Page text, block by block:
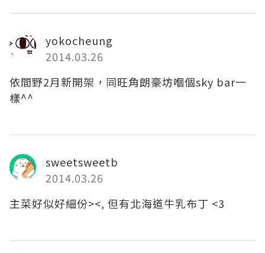
yokocheung
2014.03.26
依間野2月新開架，同旺角朗豪坊嗰個sky bar一
樣^^
sweetsweetb
2014.03.26
主菜好似好細份><, 但有北海道牛乳布丁 <3